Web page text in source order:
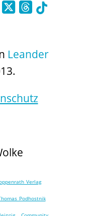
Leander
Verlag
Podhostnik